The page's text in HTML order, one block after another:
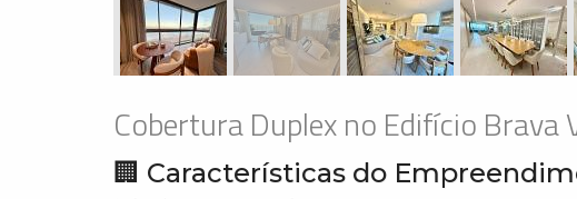
Cobertura Duplex no Edifício Brava
🏢 Características do